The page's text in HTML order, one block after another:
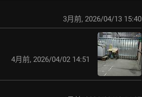
3月前, 2026/04/13 15:40
4月前, 2026/04/02 14:51